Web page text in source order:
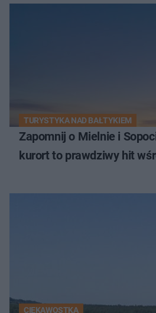
TURYSTYKA NAD BAŁTYKIEM
Zapomnij o Mielnie i
kurort to prawdziwy hit
CIEKAWOSTKA